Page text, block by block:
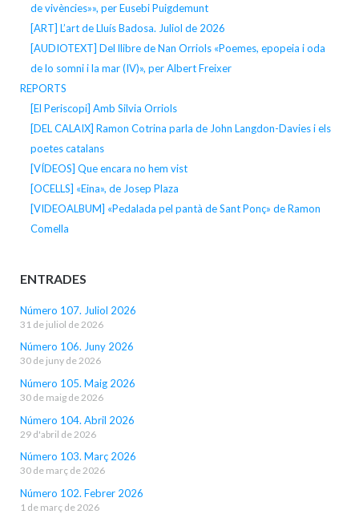
de vivències»», per Eusebi Puigdemunt
[ART] L’art de Lluís Badosa. Juliol de 2026
[AUDIOTEXT] Del llibre de Nan Orriols «Poemes, epopeia i oda
de lo somni i la mar (IV)», per Albert Freixer
REPORTS
[El Periscopi] Amb Silvia Orriols
[DEL CALAIX] Ramon Cotrina parla de John Langdon-Davies i els
poetes catalans
[VÍDEOS] Que encara no hem vist
[OCELLS] «Eina», de Josep Plaza
[VIDEOALBUM] «Pedalada pel pantà de Sant Ponç» de Ramon
Comella
ENTRADES
Número 107. Juliol 2026
31 de juliol de 2026
Número 106. Juny 2026
30 de juny de 2026
Número 105. Maig 2026
30 de maig de 2026
Número 104. Abril 2026
29 d'abril de 2026
Número 103. Març 2026
30 de març de 2026
Número 102. Febrer 2026
1 de març de 2026